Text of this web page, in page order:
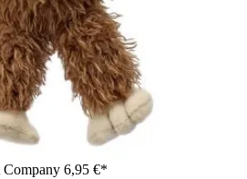
Company 6,95 €*